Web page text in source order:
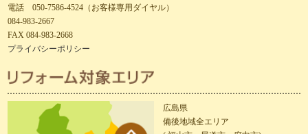
電話 050-7586-4524（お客様専用ダイヤル）
084-983-2667
FAX 084-983-2668
プライバシーポリシー
広島県
備後地域全エリア